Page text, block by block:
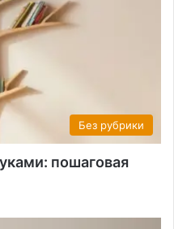
Без рубрики
пошаговая